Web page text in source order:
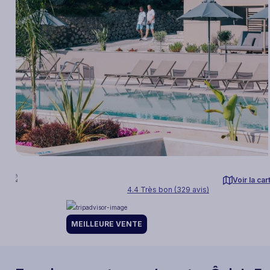
4.4 Très bon (329 avis)
MEILLEURE VENTE
Voir la